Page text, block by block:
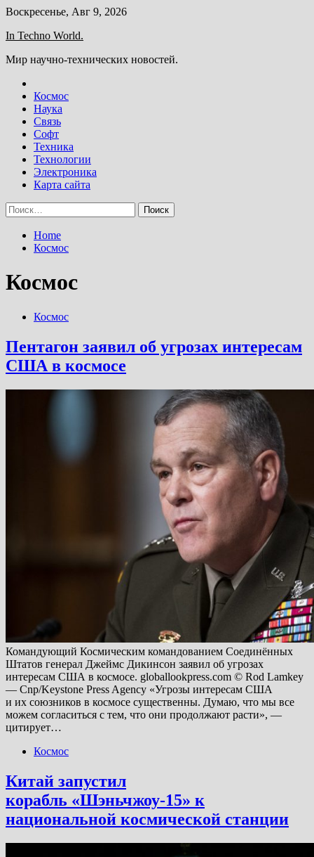
Skip
content
Воскресенье, Авг 9, 2026
In Techno World.
Мир научно-технических новостей.
Космос
Наука
Связь
Софт
Техника
Технологии
Электроника
Карта сайта
Найти:
Home
Космос
Космос
Космос
Пентагон заявил об угрозах интересам
США в космосе
Командующий Космическим командованием Соединённых
Штатов генерал Джеймс Дикинсон заявил об угрозах
интересам США в космосе. globallookpress.com © Rod Lamkey
— Cnp/Keystone Press Agency «Угрозы интересам США
и их союзников в космосе существенны. Думаю, что мы все
можем согласиться с тем, что они продолжают расти», —
цитирует…
Космос
Китай запустил
корабль «Шэньчжоу-15» к
национальной космической станции